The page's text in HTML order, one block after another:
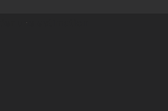
une estimation